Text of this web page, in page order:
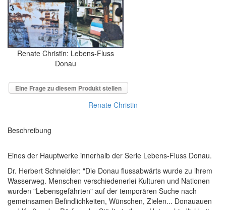
Renate Christin: Lebens-Fluss
Donau
Eine Frage zu diesem Produkt stellen
Renate Christin
Beschreibung
Eines der Hauptwerke innerhalb der Serie Lebens-Fluss Donau.
Dr. Herbert Schneidler: "Die Donau flussabwärts wurde zu ihrem
Wasserweg. Menschen verschiedenerlei Kulturen und Nationen
wurden "Lebensgefährten" auf der temporären Suche nach
gemeinsamen Befindlichkeiten, Wünschen, Zielen... Donauauen